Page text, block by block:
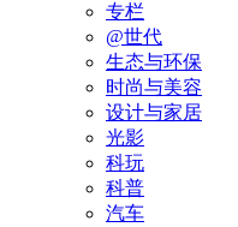
专栏
@世代
生态与环保
时尚与美容
设计与家居
光影
科玩
科普
汽车